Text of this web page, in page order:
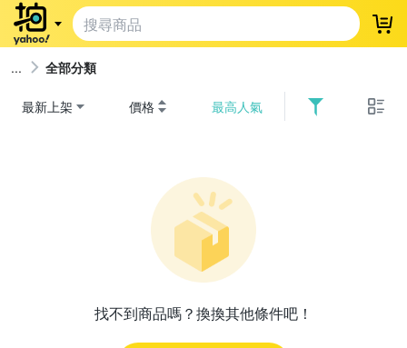
登
全部分類
最新上架 價格 最高人氣
找不到商品嗎？換換其他條件吧！